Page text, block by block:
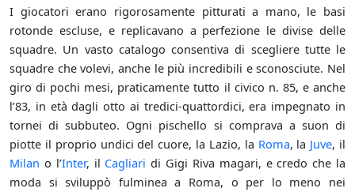
I giocatori erano rigorosamente pitturati a mano, le basi
rotonde escluse, e replicavano a perfezione le divise delle
squadre. Un vasto catalogo consentiva di scegliere tutte le
squadre che volevi, anche le più incredibili e sconosciute. Nel
giro di pochi mesi, praticamente tutto il civico n. 85, e anche
l’83, in età dagli otto ai tredici-quattordici, era impegnato in
tornei di subbuteo. Ogni pischello si comprava a suon di
piotte il proprio undici del cuore, la Lazio, la Roma, la Juve, il
Milan o l’Inter, il Cagliari di Gigi Riva magari, e credo che la
moda si sviluppò fulminea a Roma, o per lo meno nei